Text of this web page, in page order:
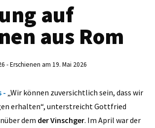
auf
aus Rom
- Erschienen am 19. Mai 2026
- „Wir können zuversichtlich sein, dass wir
erhalten“, unterstreicht Gottfried
dem der Vinschger. Im April war der